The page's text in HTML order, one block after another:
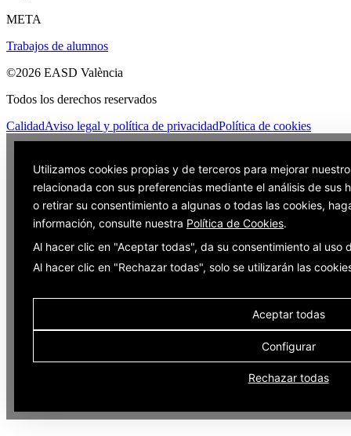
META
Trabajos de alumnos
©2026 EASD València
Todos los derechos reservados
CalidadAviso legal y política de privacidadPolítica de cookies
Utilizamos cookies propias y de terceros para mejorar
relacionada con sus preferencias mediante el análisis de sus
o retirar su consentimiento a algunas o todas las cookies,
información, consulte nuestra Política de Cookies.
Al hacer clic en "Aceptar todas", da su consentimiento al uso
Al hacer clic en "Rechazar todas", solo se utilizarán las
Aceptar todas
Configurar
Rechazar todas